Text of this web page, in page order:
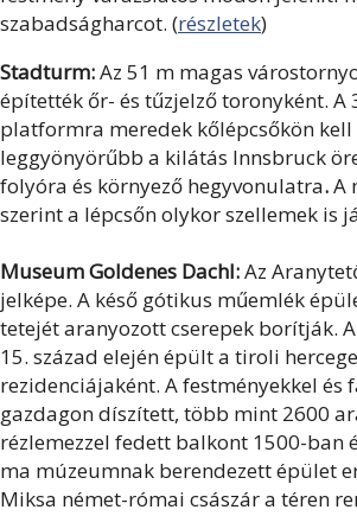
szabadságharcot. (részletek)
Stadturm:Az 51 m magas
építették őr- és tűzjelző toronyként. A
platformra meredek kőlépcsőkön kell
leggyönyörűbb a kilátás Innsbruck
folyóra és környező hegyvonulatra.A
szerint a lépcsőn olykor szellemek is
Museum Goldenes Dachl:Az
jelképe. A késő gótikus műemlék
tetejét aranyozott cserepek borítják.
15. század elején épült a tiroli
rezidenciájaként. A festményekkel és
gazdagon díszített, több mint 2600
rézlemezzel fedett balkont 1500-ban
ma múzeumnak berendezett épület
Miksa német-római császár a téren